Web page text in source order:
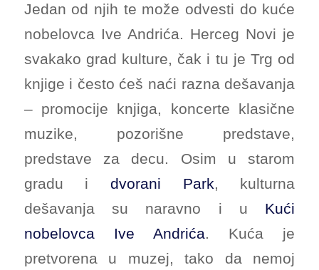
Jedan od njih te može odvesti do kuće
nobelovca Ive Andrića. Herceg Novi je
svakako grad kulture, čak i tu je Trg od
knjige i često ćeš naći razna dešavanja
– promocije knjiga, koncerte klasične
muzike, pozorišne predstave,
predstave za decu. Osim u starom
gradu i dvorani Park, kulturna
dešavanja su naravno i u Kući
nobelovca Ive Andrića. Kuća je
pretvorena u muzej, tako da nemoj